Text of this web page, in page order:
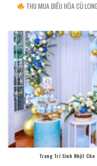
THU MUA ĐIỀU HÒA CŨ
Trang Trí Sinh Nhật